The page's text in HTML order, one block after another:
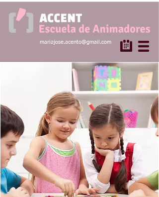
mariajose.acento@gmail.com